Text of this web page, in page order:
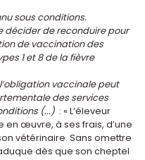
sous conditions.
décider de reconduire pour
de vaccination des
1 et 8 de la fièvre
vaccinale peut
des services
(...) : « L’éleveur
œuvre, à ses frais, d’une
vétérinaire. Sans omettre
dès que son cheptel